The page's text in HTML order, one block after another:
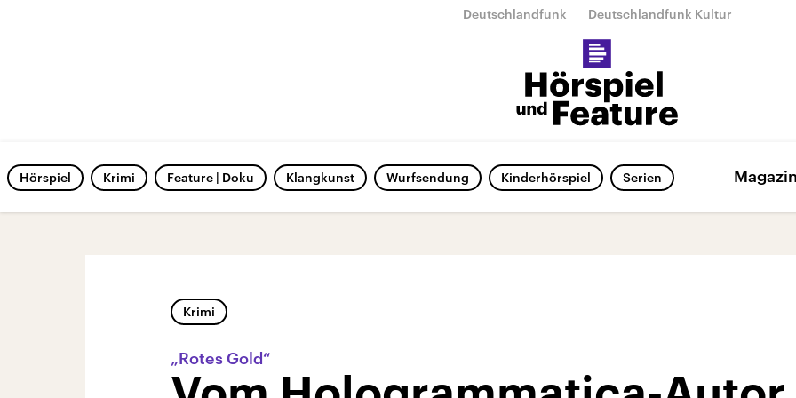
Deutschlandfunk Deutschlandfunk Kultur
Hörspiel Krimi Feature | Doku Klangkunst Wurfsendung Kinderhörspiel Serien
Krimi
„Rotes Gold“